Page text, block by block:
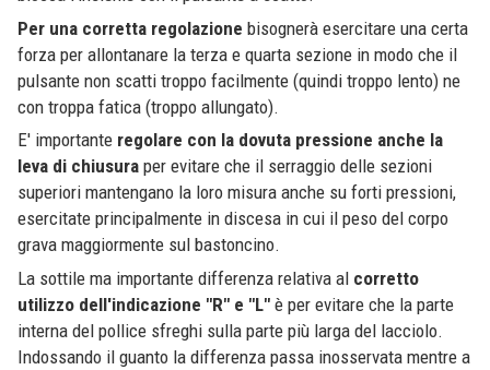
Per una corretta regolazione bisognerà esercitare una certa
forza per allontanare la terza e quarta sezione in modo che il
pulsante non scatti troppo facilmente (quindi troppo lento) ne
con troppa fatica (troppo allungato).
E' importante regolare con la dovuta pressione anche la
leva di chiusura per evitare che il serraggio delle sezioni
superiori mantengano la loro misura anche su forti pressioni,
esercitate principalmente in discesa in cui il peso del corpo
grava maggiormente sul bastoncino.
La sottile ma importante differenza relativa al corretto
utilizzo dell'indicazione "R" e "L" è per evitare che la parte
interna del pollice sfreghi sulla parte più larga del lacciolo.
Indossando il guanto la differenza passa inosservata mentre a